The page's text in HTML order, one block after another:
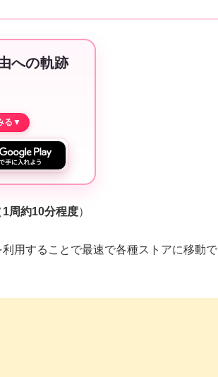
への軌跡
1周約10分程度）
用することで最速で各種ストアに移動で